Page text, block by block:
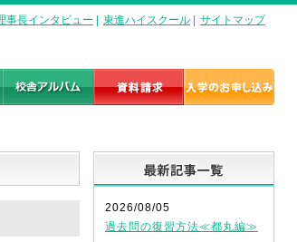
事長インタビュー 東進ハイスクール サイトマップ
2026/08/05
過去問の復習方法≪都丸編≫